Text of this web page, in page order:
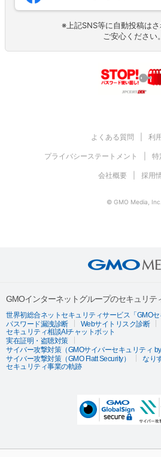
※上記SNS等に自動投稿は
ご安心ください。
よくある質問 利
プライバシーステートメント 特
会社概要 採用
© GMO Media, Inc.
GMOインターネットグループのセキュリテ
世界初総合ネットセキュリティサービス「GMOセ
パスワード漏洩診断
Webサイトリスク診断
セキュリティ相談AIチャットボット
実在証明・盗聴対策
サイバー攻撃対策（GMOサイバーセキュリティ by
サイバー攻撃対策（GMO Flatt Security）
なり
セキュリティ事業の軌跡